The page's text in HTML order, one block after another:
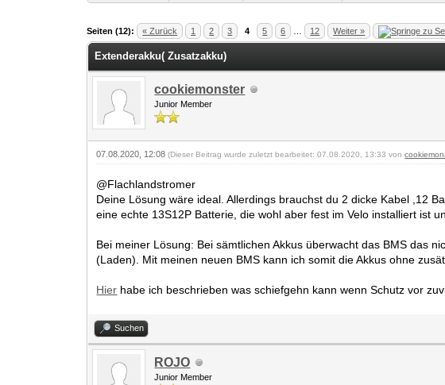
Seiten (12): « Zurück 1 2 3 4 5 6 12 Weiter »
1 Bewertung(en) - 5 im Durchschnitt
1
2
3
4
5
Extenderakku( Zusatzakku)
cookiemonster
Junior Member
07.08.2020, 12:08(Dieser Beitrag wurde zuletzt bearbeitet: 07.08.2020, 13:33 von
@Flachlandstromer
Deine Lösung wäre ideal. Allerdings brauchst du 2 dicke Kabel ,12
eine echte 13S12P Batterie, die wohl aber fest im Velo installiert ist
Bei meiner Lösung: Bei sämtlichen Akkus überwacht das BMS das
(Laden). Mit meinen neuen BMS kann ich somit die Akkus ohne
Hier habe ich beschrieben was schiefgehn kann wenn Schutz vor
Suchen
ROJO
Junior Member